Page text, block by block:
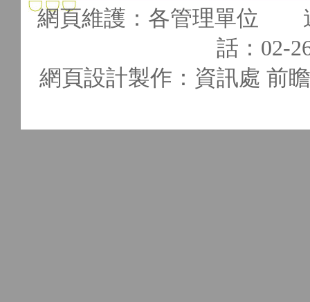
網頁維護：各管理單位
話：02-
網頁設計製作：資訊處